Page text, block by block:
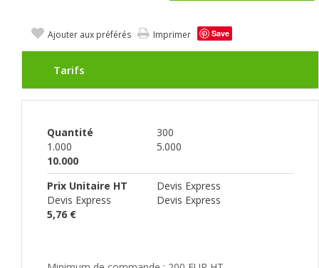
Ajouter aux préférés Imprimer Save
Tarifs
Quantité
300
1.000
5.000
10.000
Prix Unitaire HT
Devis Express
Devis Express
Devis Express
5,76 €